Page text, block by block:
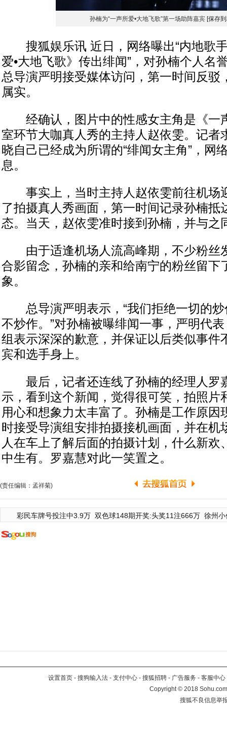
孙楠为“一声所爱•大地飞歌”第一场助阵嘉宾 [保存
搜狐娱乐讯 近日，网络曝出“内地歌
爱•大地飞歌》传出绯闻”，对孙楠个人名
总导演严明接受媒体访问，第一时间反驳
属实。
经确认，图片中的性感女主角是《一
室环节大咖真人秀的主持人赵依雯。记者
晓自己已经成为所谓的“绯闻女主角”，网
息。
事实上，当时主持人赵依雯前往机场
了拍摄真人秀画面，第一时间记录孙楠抵
态。当天，赵依雯准时接到孙楠，并与之
由于适逢机场人流高峰期，不少粉丝
合影留念，孙楠的亲和给南宁的粉丝留下
象。
总导演严明表示，“我们拒绝一切的炒
不炒作。”对孙楠被曝绯闻一事，严明代
组表示深深的歉意，并保证以后类似事件
宾和选手身上。
最后，记者还连线了孙楠的经理人罗
示，看到这个新闻，觉得很可笑，拍照片
用心和想象力太丰富了。孙楠是工作原因
时接受导演组安排拍摄接机画面，并在机
人在车上了解后面的拍摄计划，什么新欢
中生有。罗嘉慧对此一笑置之。
(责任编辑：孟祥菊)
彩民车牌号投注中3.9万 双色球148期开奖:头奖11注666万 徐州
设置首页 - 搜狗输入法 - 支付中心 - 搜狐招聘 - 广告服务 - 客服中心
Copyright©2018
搜狐不良信息举